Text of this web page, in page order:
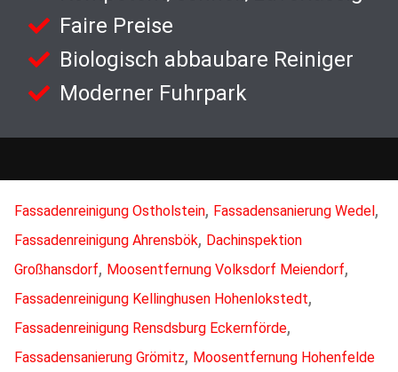
Faire Preise
Biologisch abbaubare Reiniger
Moderner Fuhrpark
Fassadenreinigung Ostholstein, Fassadensanierung Wedel,
Fassadenreinigung Ahrensbök, Dachinspektion
Großhansdorf, Moosentfernung Volksdorf Meiendorf,
Fassadenreinigung Kellinghusen Hohenlokstedt,
Fassadenreinigung Rensdsburg Eckernförde,
Fassadensanierung Grömitz, Moosentfernung Hohenfelde